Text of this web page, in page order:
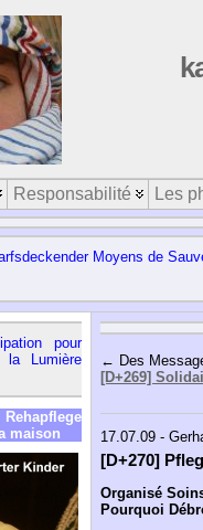
Responsabilité Les
Moyens de
pour
la Lumière
maison
← Des
[D+269]
17.07.09 -
[D+270]
Organisé
Pourquoi